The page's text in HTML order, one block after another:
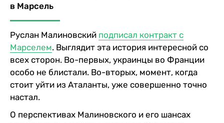
в Марсель
Руслан Малиновский подписал контракт с
Марселем. Выглядит эта история интересной со
всех сторон. Во-первых, украинцы во Франции
особо не блистали. Во-вторых, момент, когда
стоит уйти из Аталанты, уже совершенно точно
настал.
О перспективах Малиновского и его шансах